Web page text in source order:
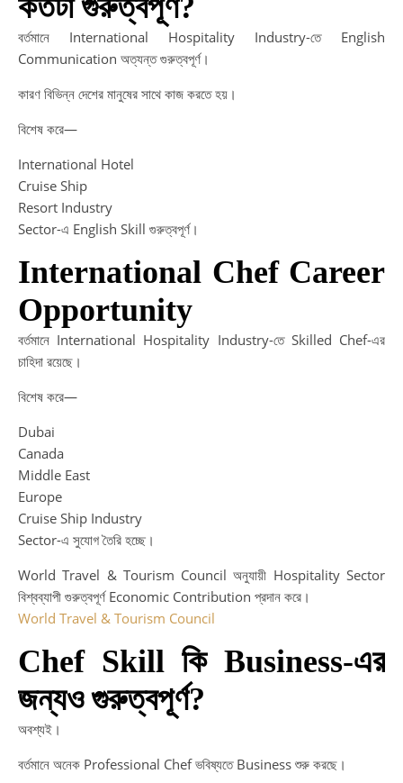
কতটা গুরুত্বপূর্ণ?
বর্তমানে International Hospitality Industry-তে English
Communication অত্যন্ত গুরুত্বপূর্ণ।
কারণ বিভিন্ন দেশের মানুষের সাথে কাজ করতে হয়।
বিশেষ করে—
International Hotel
Cruise Ship
Resort Industry
Sector-এ English Skill গুরুত্বপূর্ণ।
International Chef Career
Opportunity
বর্তমানে International Hospitality Industry-তে Skilled Chef-এর
চাহিদা রয়েছে।
বিশেষ করে—
Dubai
Canada
Middle East
Europe
Cruise Ship Industry
Sector-এ সুযোগ তৈরি হচ্ছে।
World Travel & Tourism Council অনুযায়ী Hospitality Sector
বিশ্বব্যাপী গুরুত্বপূর্ণ Economic Contribution প্রদান করে।
World Travel & Tourism Council
Chef Skill কি Business-এর
জন্যও গুরুত্বপূর্ণ?
অবশ্যই।
বর্তমানে অনেক Professional Chef ভবিষ্যতে Business শুরু করছে।